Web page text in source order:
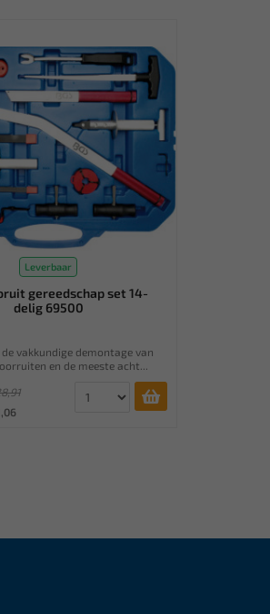
Leverbaar
gereedschap set 14-
delig 69500
vakkundige demontage van
en de meeste acht...